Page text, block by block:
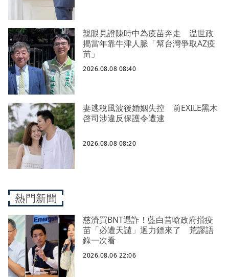
親眼見證陳時中為疫苗奔走 温世政
揭當年靠牛津人脈「幫台灣爭取AZ疫
苗」
2026.08.08 08:40
妻逃稅風波後婚姻失控 前EXILE黑木
啓司涉違反保護令遭逮
2026.08.08 08:20
熱門新聞
慈濟買BNT遇詐！藍白昔嗆政府擋疫
苗「必遭天譴」迴力鏢來了 荒謬語
錄一次看
2026.08.06 22:06